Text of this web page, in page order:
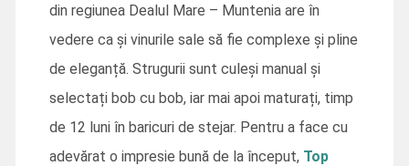
din regiunea Dealul Mare – Muntenia are în
vedere ca și vinurile sale să fie complexe și pline
de eleganță. Strugurii sunt culeși manual și
selectați bob cu bob, iar mai apoi maturați, timp
de 12 luni în baricuri de stejar. Pentru a face cu
adevărat o impresie bună de la început, Top